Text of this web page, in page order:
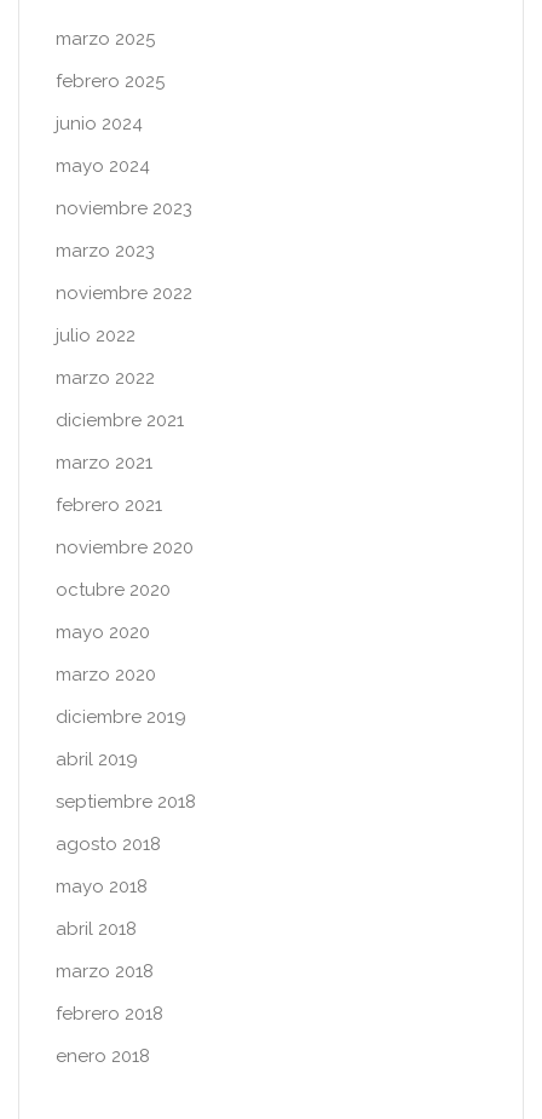
marzo 2025
febrero 2025
junio 2024
mayo 2024
noviembre 2023
marzo 2023
noviembre 2022
julio 2022
marzo 2022
diciembre 2021
marzo 2021
febrero 2021
noviembre 2020
octubre 2020
mayo 2020
marzo 2020
diciembre 2019
abril 2019
septiembre 2018
agosto 2018
mayo 2018
abril 2018
marzo 2018
febrero 2018
enero 2018